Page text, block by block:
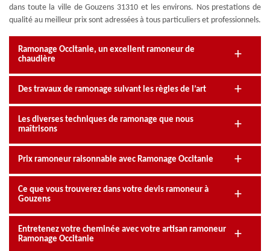
dans toute la ville de Gouzens 31310 et les environs. Nos prestations de
qualité au meilleur prix sont adressées à tous particuliers et professionnels.
Ramonage Occitanie, un excellent ramoneur de
chaudière
Des travaux de ramonage suivant les règles de l’art
Les diverses techniques de ramonage que nous
maîtrisons
Prix ramoneur raisonnable avec Ramonage Occitanie
Ce que vous trouverez dans votre devis ramoneur à
Gouzens
Entretenez votre cheminée avec votre artisan ramoneur
Ramonage Occitanie